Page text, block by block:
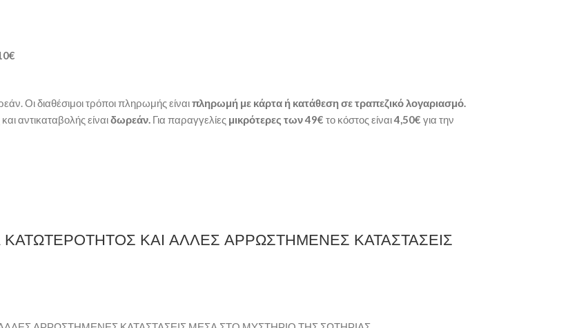
Οι διαθέσιμοι τρόποι πληρωμής είναιπληρωμή με κάρτα ή κατάθεση σε τραπεζικό λογαριασμό.
αντικαταβολής είναιδωρεάν. Για παραγγελίες μικρότερες των 49€ το κόστος είναι4,50€ για την
ΚΑΙ ΑΛΛΕΣ ΑΡΡΩΣΤΗΜΕΝΕΣ ΚΑΤΑΣΤΑΣΕΙΣ